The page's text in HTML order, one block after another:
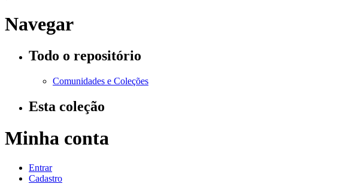
Navegar
Todo o repositório
Comunidades e Coleções
Esta coleção
Minha conta
Entrar
Cadastro